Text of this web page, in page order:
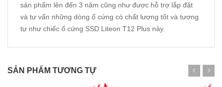
sản phẩm lên đến 3 năm cũng như được hỗ trợ lắp đặt
và tư vấn những dòng ổ cứng có chất lượng tốt và tương
tự như chiếc ổ cứng SSD Liteon T12 Plus này.
SẢN PHẨM TƯƠNG TỰ